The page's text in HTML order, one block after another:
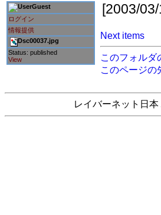
Guest
ログイン
情報提供
Dsc00037.jpg
Status: published
View
[2003/
Next items
このフォルダ
このページの
レイバーネット日本